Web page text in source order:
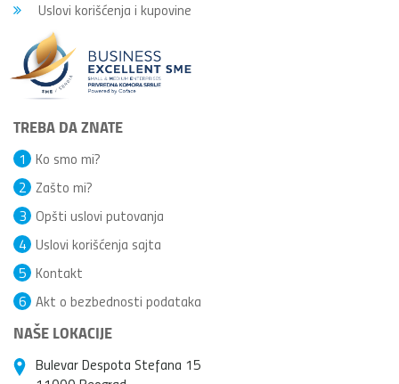
Uslovi korišćenja i kupovine
TREBA DA ZNATE
Ko smo mi?
1
Zašto mi?
2
Opšti uslovi putovanja
3
Uslovi korišćenja sajta
4
Kontakt
5
Akt o bezbednosti podataka
6
NAŠE LOKACIJE
Bulevar Despota Stefana 15